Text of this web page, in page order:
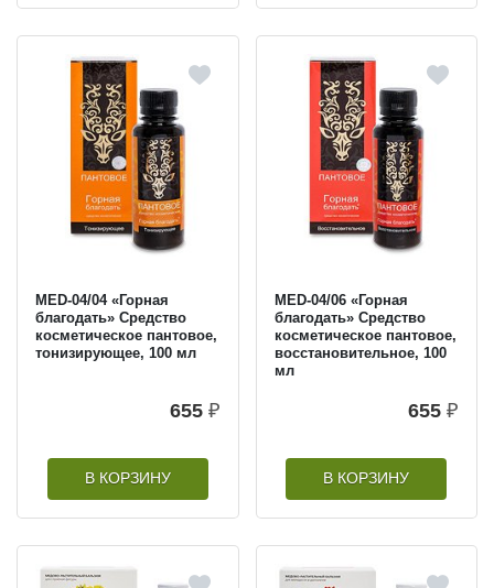
MED-04/04 «Горная
благодать» Средство
косметическое пантовое,
тонизирующее, 100 мл
655 ₽
В КОРЗИНУ
MED-04/06 «Горная
благодать» Средство
косметическое пантовое,
восстановительное, 100
мл
655 ₽
В КОРЗИНУ